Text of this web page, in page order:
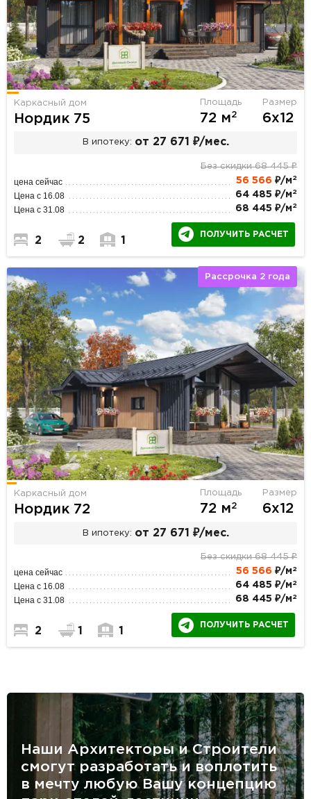
Каркасный дом
Нордик 75
Площадь
72 м2
Размер
6х12
В ипотеку: от 27 671 ₽/мес.
Без скидки 68 445 ₽
цена сейчас 56 566 ₽/м 2
Цена с 16.08 64 485 ₽/м 2
Цена с 31.08 68 445 ₽/м 2
2 2 1
ПОЛУЧИТЬ РАСЧЕТ
Рассрочка 2 года
Каркасный дом
Нордик 72
Площадь
72 м2
Размер
6х12
В ипотеку: от 27 671 ₽/мес.
Без скидки 68 445 ₽
цена сейчас 56 566 ₽/м 2
Цена с 16.08 64 485 ₽/м 2
Цена с 31.08 68 445 ₽/м 2
2 1 1
ПОЛУЧИТЬ РАСЧЕТ
Наши Архитекторы и Строители
смогут разработать и воплотить
в мечту любую Вашу концепцию